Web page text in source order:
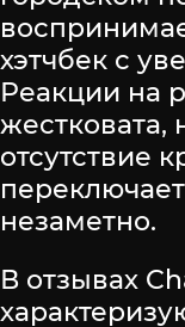
хэтчбек с
Реакции на
жестковата,
отсутствие
незаметно.
В отзывах